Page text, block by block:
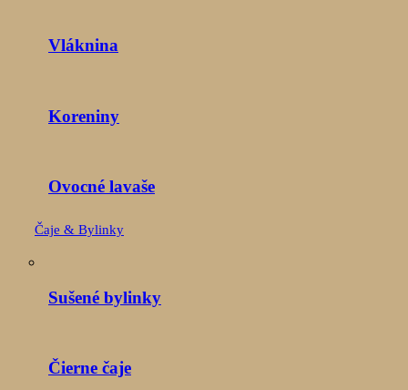
Vláknina
Koreniny
Ovocné lavaše
Čaje & Bylinky
Sušené bylinky
Čierne čaje